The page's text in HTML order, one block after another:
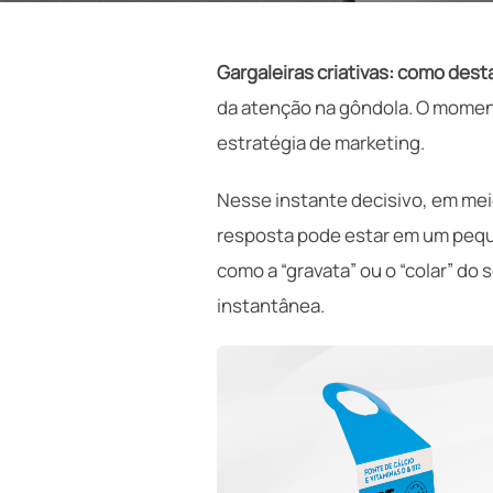
Gargaleiras criativas: como
da atenção na gôndola. O
estratégia de marketing.
Nesse instante decisivo, em
resposta pode estar em um
como a “gravata” ou o “colar”
instantânea.